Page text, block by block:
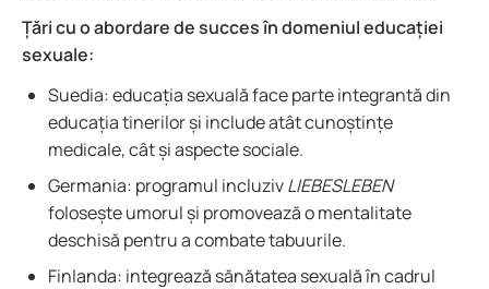
Țări cu o abordare de succes în domeniul educației
sexuale:
Suedia: educația sexuală face parte integrantă din
educația tinerilor și include atât cunoștințe
medicale, cât și aspecte sociale.
Germania: programul incluzivLIEBESLEBEN
folosește umorul și promovează o mentalitate
deschisă pentru a combate tabuurile.
Finlanda: integrează sănătatea sexuală în cadrul